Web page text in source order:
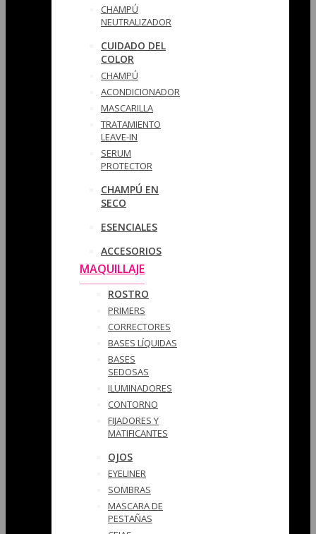
CHAMPÚ
NEUTRALIZADOR
CUIDADO DEL
COLOR
CHAMPÚ
ACONDICIONADOR
MASCARILLA
TRATAMIENTO
LEAVE-IN
SERUM
PROTECTOR
CHAMPÚ EN
SECO
ESENCIALES
ACCESORIOS
MAQUILLAJE
ROSTRO
PRIMERS
CORRECTORES
BASES LÍQUIDAS
BASES
SEDOSAS
ILUMINADORES
CONTORNO
FIJADORES Y
MATIFICANTES
OJOS
EYELINER
SOMBRAS
MASCARA DE
PESTAÑAS